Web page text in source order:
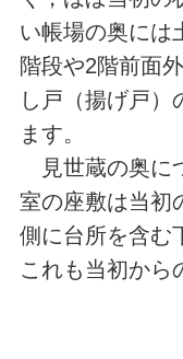
い帳場の奥には
階段や2階前面
し戸（揚げ戸）
ます。
見世蔵の奥に
室の座敷は当初
側に台所を含む
これも当初から